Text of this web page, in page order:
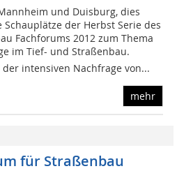
und Duisburg, dies
Schauplätze der Herbst Serie des
Fachforums 2012 zum Thema
im Tief- und Straßenbau.
intensiven Nachfrage von...
mehr
für Straßenbau